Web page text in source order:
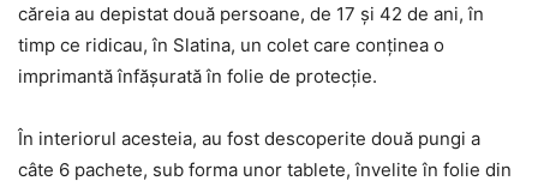
căreia au depistat două persoane, de 17 şi 42 de ani, în
timp ce ridicau, în Slatina, un colet care conţinea o
imprimantă înfăşurată în folie de protecţie.
În interiorul acesteia, au fost descoperite două pungi a
câte 6 pachete, sub forma unor tablete, învelite în folie din